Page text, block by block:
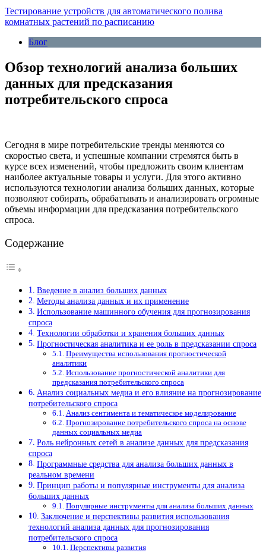
Тестирование устройств для автоматического полива
комнатных растений по расписанию
Блог
Обзор технологий анализа больших
данных для предсказания
потребительского спроса
Сегодня в мире потребительские тренды меняются со
скоростью света, и успешные компании стремятся быть в
курсе всех изменений, чтобы предложить своим клиентам
наиболее актуальные товары и услуги. Для этого активно
используются технологии анализа больших данных, которые
позволяют собирать, обрабатывать и анализировать огромные
объемы информации для предсказания потребительского
спроса.
Содержание
Введение в анализ больших данных
Методы анализа данных и их применение
Использование машинного обучения для прогнозирования
спроса
Технологии обработки и хранения больших данных
Прогностическая аналитика и ее роль в предсказании спроса
Преимущества использования прогностической
аналитики
Использование прогностической аналитики для
предсказания потребительского спроса
Анализ социальных медиа и его влияние на прогнозирование
потребительского спроса
Анализ сентимента и тематическое моделирование
Прогнозирование потребительского спроса на основе
данных социальных медиа
Роль нейронных сетей в анализе данных для предсказания
спроса
Программные средства для анализа больших данных в
реальном времени
Принцип работы и популярные инструменты для анализа
больших данных
Популярные инструменты для анализа больших данных
Заключение и перспективы развития использования
технологий анализа данных для прогнозирования
потребительского спроса
Перспективы развития